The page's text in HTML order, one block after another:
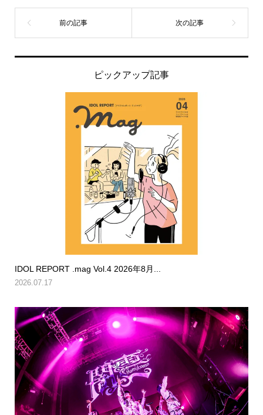
ピックアップ記事
IDOL REPORT .mag Vol.4 2026年8月...
2026.07.17